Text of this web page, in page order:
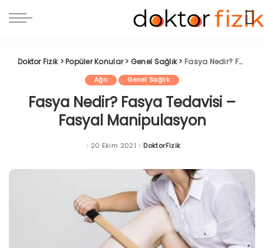
Doktor Fizik>Popüler Konular> Genel Sağlık> Fasya Nedir? Fasya Tedavisi – Fasyal Manipulasyon
Ağrı Genel Sağlık
Fasya Nedir? Fasya Tedavisi –
Fasyal Manipulasyon
20 Ekim 2021 Posted
DoktorFizik